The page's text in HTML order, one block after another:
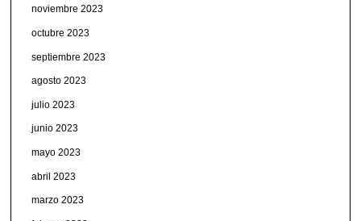
noviembre 2023
octubre 2023
septiembre 2023
agosto 2023
julio 2023
junio 2023
mayo 2023
abril 2023
marzo 2023